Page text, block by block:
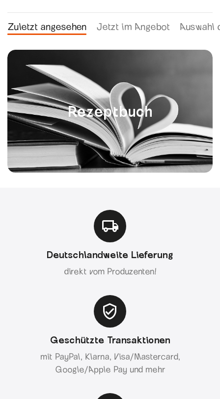
Zuletzt angesehen Jetzt im Angebot Auswahl
Rezeptbuch
Deutschlandweite Lieferung
direkt vom Produzenten!
Geschützte Transaktionen
mit PayPal, Klarna, Visa/Mastercard,
Google/Apple Pay und mehr